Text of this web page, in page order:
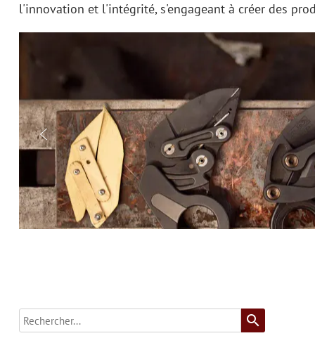
l'innovation et l'intégrité, s'engageant à créer des

search